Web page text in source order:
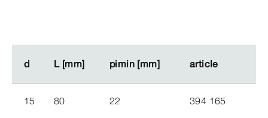
d L [mm] pimin [mm] article
d L [mm] pimin [mm] article
15 80 22 394 165